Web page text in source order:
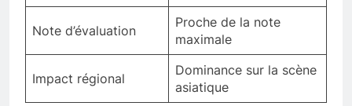
Note d’évaluation
Proche de la note
maximale
Impact régional
Dominance sur la scène
asiatique